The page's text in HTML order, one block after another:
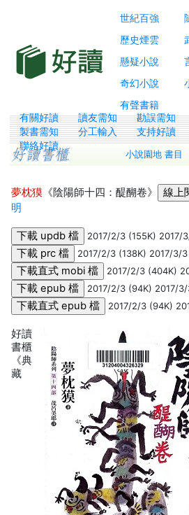
世紀百強
歷史煙雲
懸疑小說
奇幻小說
有聲書籍
有關好讀 讀友需知
勘誤需知
製書需知
分工輸入
支持好讀
聯絡好讀
小說園地 書目
夢枕獏 《陰陽師十四：醍醐卷》
明
2017/2/3 (155K) 2017/
2017/2/3 (138K) 2017/3/3
2017/2/3 (404K)
2017/2/3 (94K) 2017/
2017/2/3 (94K)
好讀
書櫃
《典
藏